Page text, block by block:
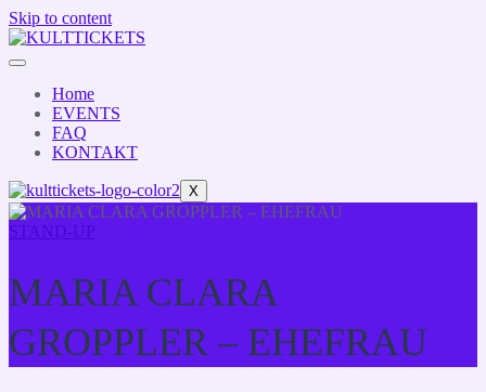
Skip to content
Home
EVENTS
FAQ
KONTAKT
X
STAND-UP
MARIA CLARA
GROPPLER – EHEFRAU